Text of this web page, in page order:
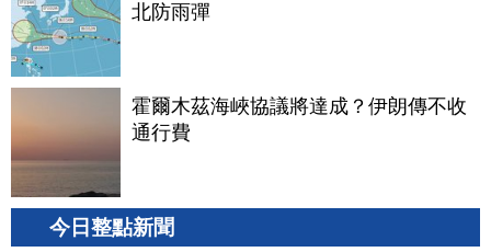
北防雨彈
霍爾木茲海峽協議將達成？伊朗傳不收
通行費
今日整點新聞